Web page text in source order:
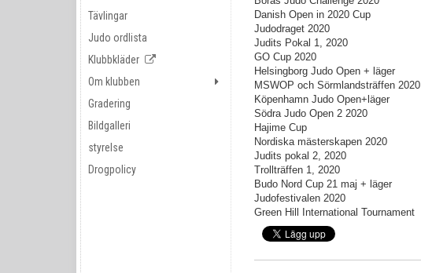
Tävlingar
Judo ordlista
Klubbkläder
Om klubben
Gradering
Bildgalleri
styrelse
Drogpolicy
Danish Open in 2020 Cup
Judodraget 2020
Judits Pokal 1, 2020
GO Cup 2020
Helsingborg Judo Open + läger
MSWOP och Sörmlandsträffen 2020
Köpenhamn Judo Open+läger
Södra Judo Open 2 2020
Hajime Cup
Nordiska mästerskapen 2020
Judits pokal 2, 2020
Trollträffen 1, 2020
Budo Nord Cup 21 maj + läger
Judofestivalen 2020
Green Hill International Tournament